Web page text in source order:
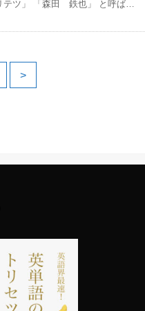
テツ」 「森田 鉄也」 と呼ば…
>